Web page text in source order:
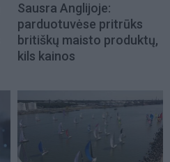
Sausra Anglijoje:
parduotuvėse pritrūks
britiškų maisto produktų,
kils kainos